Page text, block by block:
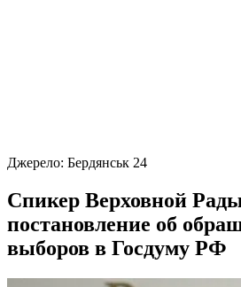
Джерело: Бердянськ 24
Спикер Верховной
постановление об
выборов в Госдуму РФ